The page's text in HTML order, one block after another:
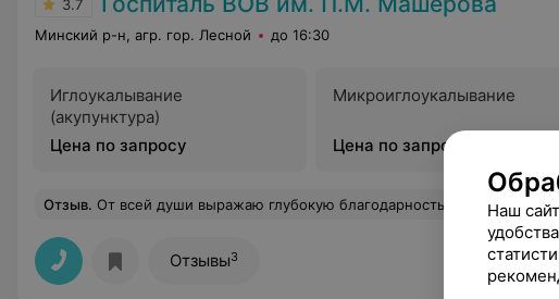
3.7
Минский р-н, агр. гор. Лесной до 16:30
Иглоукалывание
(акупунктура)
Цена по запросу
Микроиглоукалывание
Цена по запросу
Отзыв. От всей души выражаю глубокую благодарность врачу-стоматологу Ю.А. за высокий профессионализм,чуткое и внимательное отношение ко мне на приёмах у неё,ведь благодаря аккуратному.чётко проведённому лечению,я получила качественную стоматологическую помощь без боли!Как прекрасно,что при выявленной проблеме с зубами,мне встретился такой специалист!Её внимание и доброжелательность делают процесс лечения комфортным и спокойным!Здоровые зубы и великолепная улыбка пациента-далеко не простая работа,но она с ней справляетесь на ура!Вся моя семья и друзья теперь лечатся только у неё!Муж так же был у неё на приёме и поэтому наша семья Валькович благодарим за качественную невероятно тонкую работу-настоящий профессионал своего дела,низкий поклон!Хотели бы от чистого сердца пожелать ей и всем медицинским работникам получать
Отзывы3
Наш